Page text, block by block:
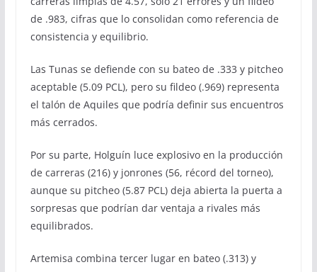
de .983, cifras que lo consolidan como referencia de
consistencia y equilibrio.
Las Tunas se defiende con su bateo de .333 y pitcheo
aceptable (5.09 PCL), pero su fildeo (.969) representa
el talón de Aquiles que podría definir sus encuentros
más cerrados.
Por su parte, Holguín luce explosivo en la producción
de carreras (216) y jonrones (56, récord del torneo),
aunque su pitcheo (5.87 PCL) deja abierta la puerta a
sorpresas que podrían dar ventaja a rivales más
equilibrados.
Artemisa combina tercer lugar en bateo (.313) y